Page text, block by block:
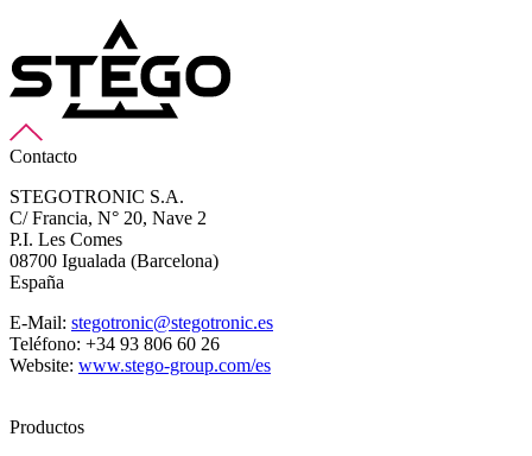
Contacto
STEGOTRONIC S.A.
C/ Francia, N° 20, Nave 2
P.I. Les Comes
08700 Igualada (Barcelona)
España
E-Mail: stegotronic@stegotronic.es
Teléfono: +34 93 806 60 26
Website: www.stego-group.com/es
Productos